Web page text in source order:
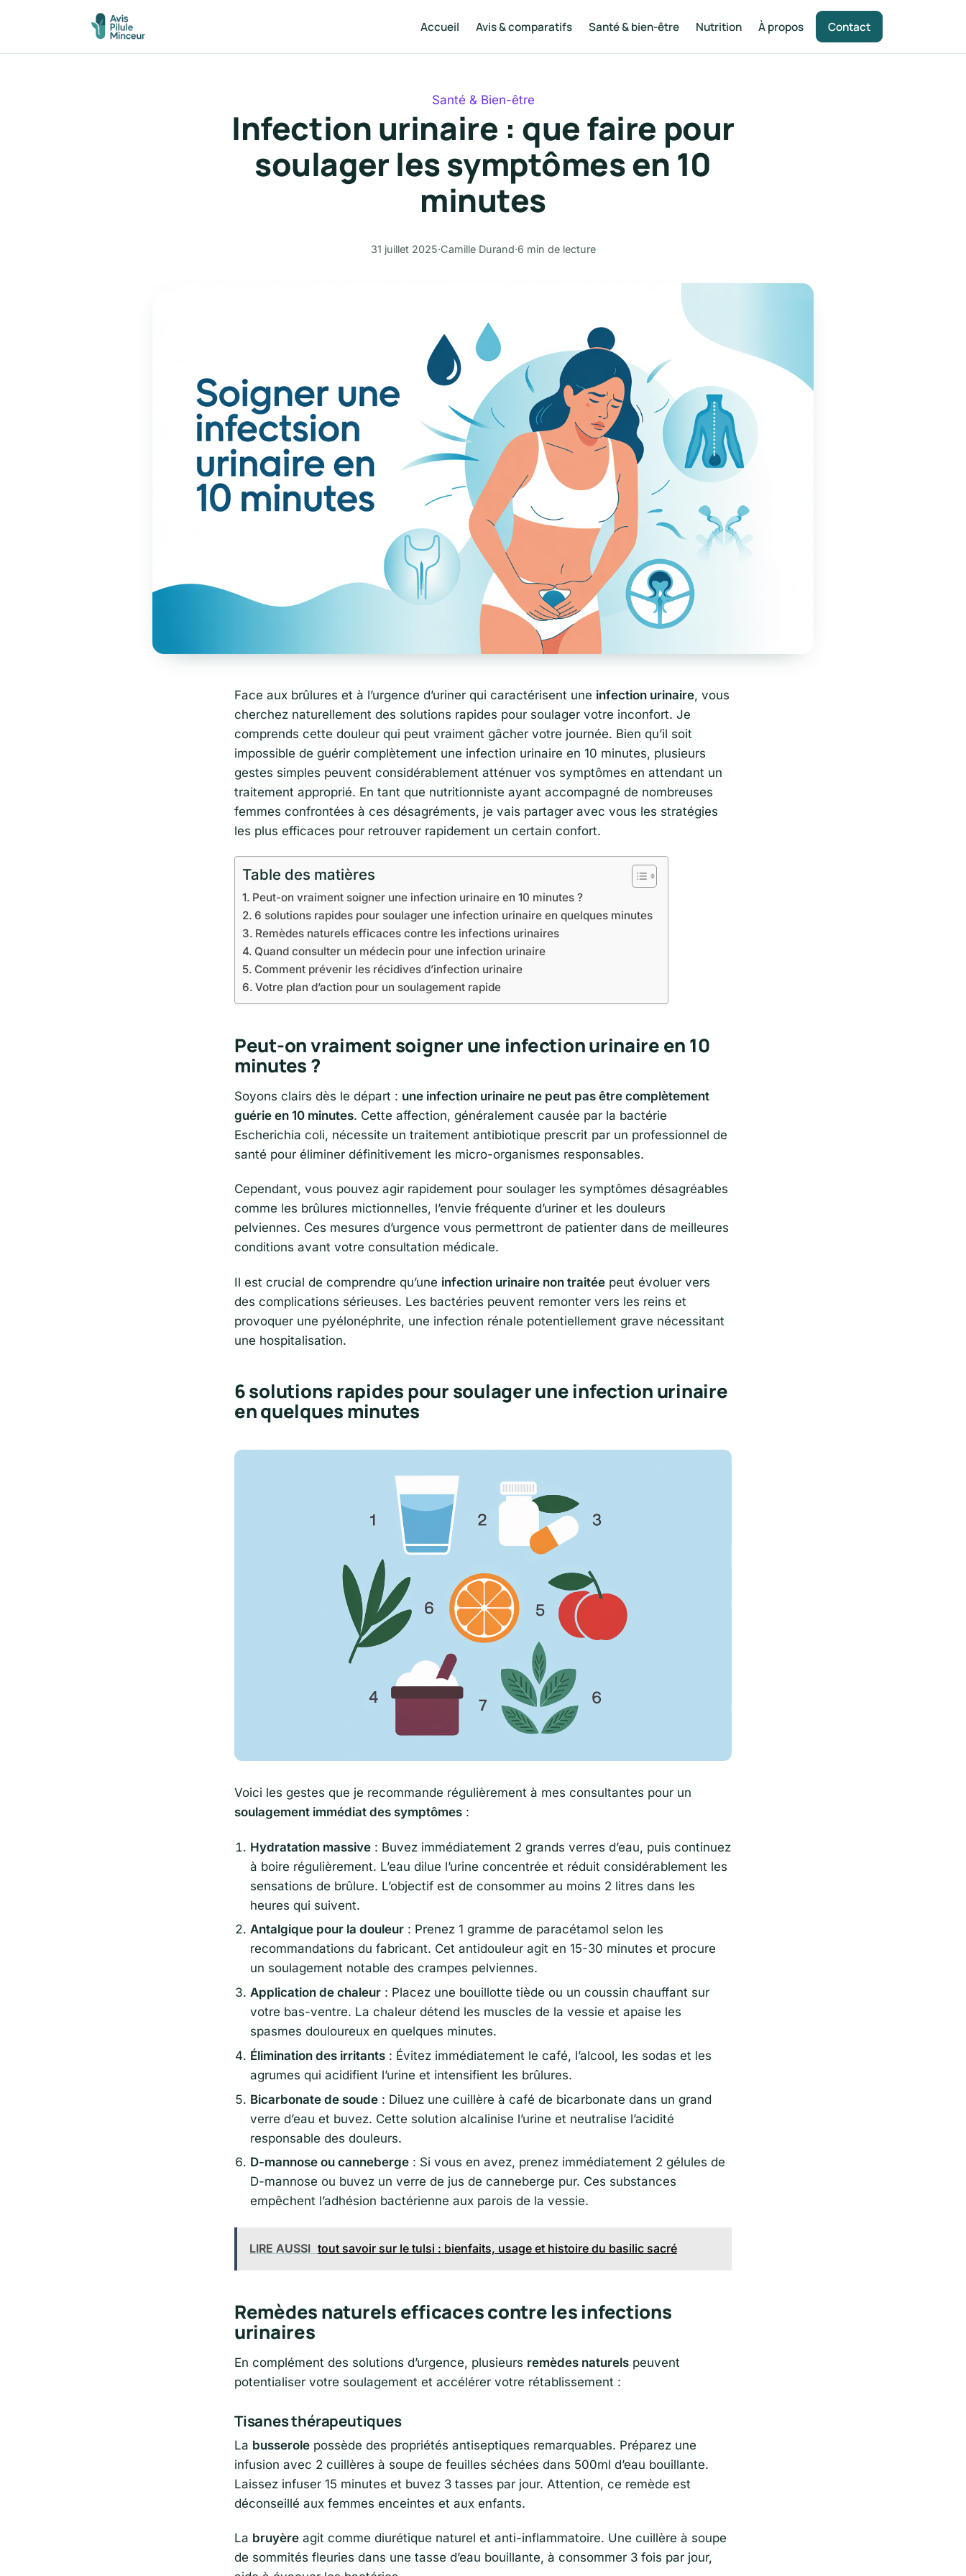
Accueil Avis & comparatifs Santé & bien-être Nutrition À propos Contact
Santé & Bien-être
Infection urinaire : que faire pour
soulager les symptômes en 10
minutes
31 juillet 2025·Camille Durand·6 min de lecture
Face aux brûlures et à l’urgence d’uriner qui caractérisent une infection urinaire, vous
cherchez naturellement des solutions rapides pour soulager votre inconfort. Je
comprends cette douleur qui peut vraiment gâcher votre journée. Bien qu’il soit
impossible de guérir complètement une infection urinaire en 10 minutes, plusieurs
gestes simples peuvent considérablement atténuer vos symptômes en attendant un
traitement approprié. En tant que nutritionniste ayant accompagné de nombreuses
femmes confrontées à ces désagréments, je vais partager avec vous les stratégies
les plus efficaces pour retrouver rapidement un certain confort.
Table des matières
Peut-on vraiment soigner une infection urinaire en 10 minutes ?
6 solutions rapides pour soulager une infection urinaire en quelques minutes
Remèdes naturels efficaces contre les infections urinaires
Quand consulter un médecin pour une infection urinaire
Comment prévenir les récidives d’infection urinaire
Votre plan d’action pour un soulagement rapide
Peut-on vraiment soigner une infection urinaire en 10
minutes ?
Soyons clairs dès le départ : une infection urinaire ne peut pas être complètement
guérie en 10 minutes. Cette affection, généralement causée par la bactérie
Escherichia coli, nécessite un traitement antibiotique prescrit par un professionnel de
santé pour éliminer définitivement les micro-organismes responsables.
Cependant, vous pouvez agir rapidement pour soulager les symptômes désagréables
comme les brûlures mictionnelles, l’envie fréquente d’uriner et les douleurs
pelviennes. Ces mesures d’urgence vous permettront de patienter dans de meilleures
conditions avant votre consultation médicale.
Il est crucial de comprendre qu’une infection urinaire non traitée peut évoluer vers
des complications sérieuses. Les bactéries peuvent remonter vers les reins et
provoquer une pyélonéphrite, une infection rénale potentiellement grave nécessitant
une hospitalisation.
6 solutions rapides pour soulager une infection urinaire
en quelques minutes
Voici les gestes que je recommande régulièrement à mes consultantes pour un
soulagement immédiat des symptômes :
Hydratation massive : Buvez immédiatement 2 grands verres d’eau, puis continuez
à boire régulièrement. L’eau dilue l’urine concentrée et réduit considérablement les
sensations de brûlure. L’objectif est de consommer au moins 2 litres dans les
heures qui suivent.
Antalgique pour la douleur : Prenez 1 gramme de paracétamol selon les
recommandations du fabricant. Cet antidouleur agit en 15-30 minutes et procure
un soulagement notable des crampes pelviennes.
Application de chaleur : Placez une bouillotte tiède ou un coussin chauffant sur
votre bas-ventre. La chaleur détend les muscles de la vessie et apaise les
spasmes douloureux en quelques minutes.
Élimination des irritants : Évitez immédiatement le café, l’alcool, les sodas et les
agrumes qui acidifient l’urine et intensifient les brûlures.
Bicarbonate de soude : Diluez une cuillère à café de bicarbonate dans un grand
verre d’eau et buvez. Cette solution alcalinise l’urine et neutralise l’acidité
responsable des douleurs.
D-mannose ou canneberge : Si vous en avez, prenez immédiatement 2 gélules de
D-mannose ou buvez un verre de jus de canneberge pur. Ces substances
empêchent l’adhésion bactérienne aux parois de la vessie.
LIRE AUSSI tout savoir sur le tulsi : bienfaits, usage et histoire du basilic sacré
Remèdes naturels efficaces contre les infections
urinaires
En complément des solutions d’urgence, plusieurs remèdes naturels peuvent
potentialiser votre soulagement et accélérer votre rétablissement :
Tisanes thérapeutiques
La busserole possède des propriétés antiseptiques remarquables. Préparez une
infusion avec 2 cuillères à soupe de feuilles séchées dans 500ml d’eau bouillante.
Laissez infuser 15 minutes et buvez 3 tasses par jour. Attention, ce remède est
déconseillé aux femmes enceintes et aux enfants.
La bruyère agit comme diurétique naturel et anti-inflammatoire. Une cuillère à soupe
de sommités fleuries dans une tasse d’eau bouillante, à consommer 3 fois par jour,